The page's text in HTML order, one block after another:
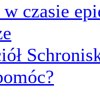
w czasie